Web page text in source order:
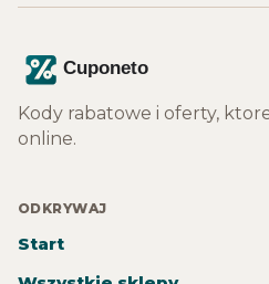
Kody rabatowe i oferty,
online.
ODKRYWAJ
Start